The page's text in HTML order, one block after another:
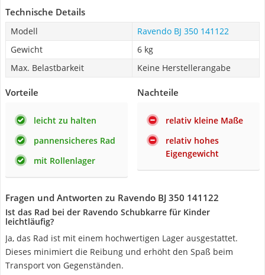
Technische Details
Modell
Ravendo BJ 350 141122
Gewicht
6 kg
Max. Belastbarkeit
Keine Herstellerangabe
Vorteile
leicht zu halten
pannensicheres Rad
mit Rollenlager
Nachteile
relativ kleine Maße
relativ hohes
Eigengewicht
Fragen und Antworten zu Ravendo BJ 350 141122
Ist das Rad bei der Ravendo Schubkarre für Kinder
leichtläufig?
Ja, das Rad ist mit einem hochwertigen Lager ausgestattet.
Dieses minimiert die Reibung und erhöht den Spaß beim
Transport von Gegenständen.